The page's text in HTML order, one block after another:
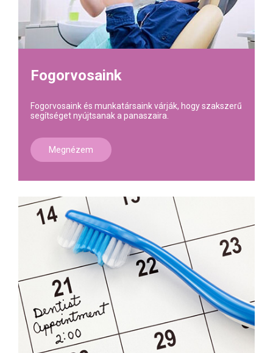
Fogorvosaink
Fogorvosaink és munkatársaink várják, hogy szakszerű
segítséget nyújtsanak a panaszaira.
Megnézem